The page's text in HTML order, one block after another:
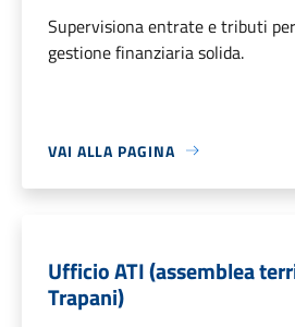
Supervisiona entrate e tributi
gestione finanziaria solida.
VAI ALLA PAGINA
Ufficio ATI (assemblea
Trapani)